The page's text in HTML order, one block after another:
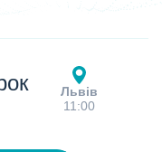
Львів
11:00